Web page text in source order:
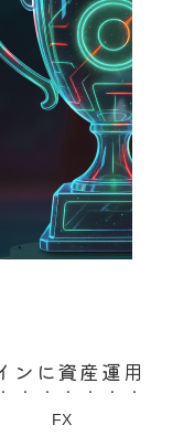
に資産運用
FX